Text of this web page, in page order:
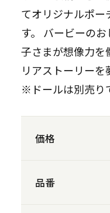
てオリジナルポー
す。 バービーの
子さまが想像力を
リアストーリーを
※ドールは別売り
価格
品番